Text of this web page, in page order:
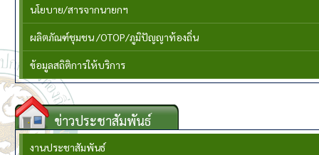
นโยบาย/สารจากนายกฯ
ผลิตภัณฑ์ชุมชน /OTOP/ภูมิปัญญาท้องถิ่น
ข้อมูลสถิติการให้บริการ
ข่าวประชาสัมพันธ์
งานประชาสัมพันธ์